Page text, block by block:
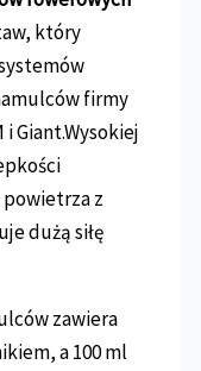
który
firmy
Giant.Wysokiej
powietrza z
dużą siłę
zawiera
a 100 ml